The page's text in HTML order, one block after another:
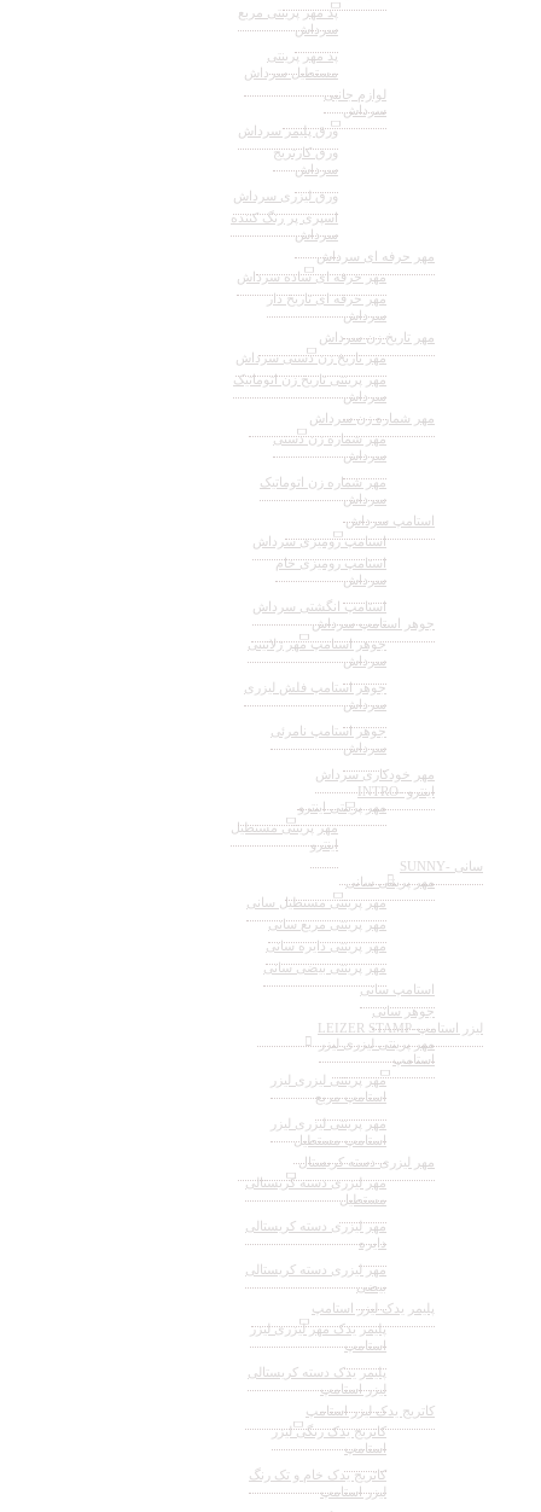
پد مهر پرینتی مربع
سرداش
پد مهر پرینتی
مستطیل سرداش
لوازم جانبی
سرداش
ورق پلیمر سرداش
ورق کارتریج
سرداش
ورق لیزری سرداش
اسپری پر رنگ کننده
سرداش
مهر حرفه ای سرداش
مهر حرفه ای ساده سرداش
مهر حرفه ای تاریخ دار
سرداش
مهر تاریخ زن سرداش
مهر تاریخ زن دستی سرداش
مهر پرینتی تاریخ زن اتوماتیک
سرداش
مهر شماره زن سرداش
مهر شماره زن دستی
سرداش
مهر شماره زن اتوماتیک
سرداش
استامپ سرداش
استامپ رومیزی سرداش
استامپ رومیزی خام
سرداش
استامپ انگشتی سرداش
جوهر استامپ سرداش
جوهر استامپ مهر ژلاتینی
سرداش
جوهر استامپ فلش لیزری
سرداش
جوهر استامپ نامرئی
سرداش
مهر خودکاری سرداش
اینترو -INTRO
مهر پرینتی اینترو
مهر پرینتی مستطیل
اینترو
سانی -SUNNY
مهر پرینتی سانی
مهر پرینتی مستطیل سانی
مهر پرینتی مربع سانی
مهر پرینتی دایره سانی
مهر پرینتی بیضی سانی
استامپ سانی
جوهر سانی
لیزر استامپ-LEIZER STAMP
مهر پرینتی لیزری لیزر
استامپ
مهر پرینتی لیزری لیزر
استامپ مربع
مهر پرینتی لیزری لیزر
استامپ مستطیل
مهر لیزری دسته کریستال
مهر لیزری دسته کریستالی
مستطیل
مهر لیزری دسته کریستالی
دایره
مهر لیزری دسته کریستالی
بیضی
پلیمر یدک لیزر استامپ
پلیمر یدک مهر لیزری لیزر
استامپ
پلیمر یدک دسته کریستالی
لیزر استامپ
کاتریج یدک لیزر استامپ
کاتریج یدک رنگی لیزر
استامپ
کاتریج یدک خام و تک رنگ
لیزر استامپ